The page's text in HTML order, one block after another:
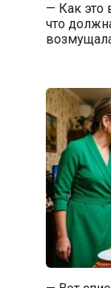
— Как это
что